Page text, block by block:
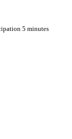
5 minutes